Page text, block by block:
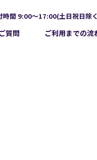
時間 9:00～17:00(土日祝日除
質問 ご利用までの流